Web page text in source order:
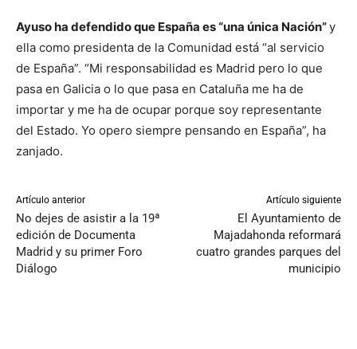
Ayuso ha defendido que España es “una única Nación”y
ella como presidenta de la Comunidad está “al servicio
de España”. “Mi responsabilidad es Madrid pero lo que
pasa en Galicia o lo que pasa en Cataluña me ha de
importar y me ha de ocupar porque soy representante
del Estado. Yo opero siempre pensando en España”, ha
zanjado.
Artículo anterior
No dejes de asistir a la 19ª
edición de Documenta
Madrid y su primer Foro
Diálogo
Artículo siguiente
El Ayuntamiento de
Majadahonda reformará
cuatro grandes parques del
municipio